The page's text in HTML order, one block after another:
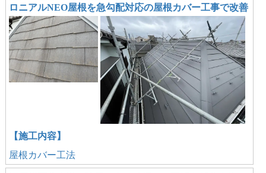
ロニアルNEO屋根を急勾配対応の屋根カバー工事で改善
【施工内容】
屋根カバー工法